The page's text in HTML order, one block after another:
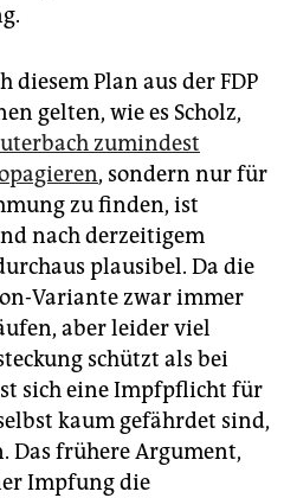
Plan aus der FDP
gelten, wie es Scholz,
zumindest
, sondern nur für
zu finden, ist
nach derzeitigem
plausibel. Da die
Variante zwar immer
aber leider viel
schützt als bei
sich eine Impfpflicht für
kaum gefährdet sind,
Das frühere Argument,
Impfung die